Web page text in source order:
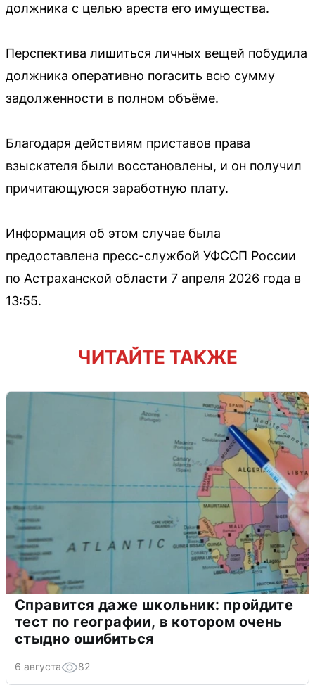
должника с целью ареста его имущества.
Перспектива лишиться личных вещей побудила
должника оперативно погасить всю сумму
задолженности в полном объёме.
Благодаря действиям приставов права
взыскателя были восстановлены, и он получил
причитающуюся заработную плату.
Информация об этом случае была
предоставлена пресс-службой УФССП России
по Астраханской области 7 апреля 2026 года в
13:55.
ЧИТАЙТЕ ТАКЖЕ
Справится даже школьник: пройдите
тест по географии, в котором очень
стыдно ошибиться
6 августа 82